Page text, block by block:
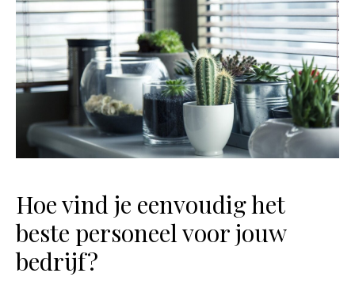
Hoe vind je eenvoudig het
beste personeel voor jouw
bedrijf?